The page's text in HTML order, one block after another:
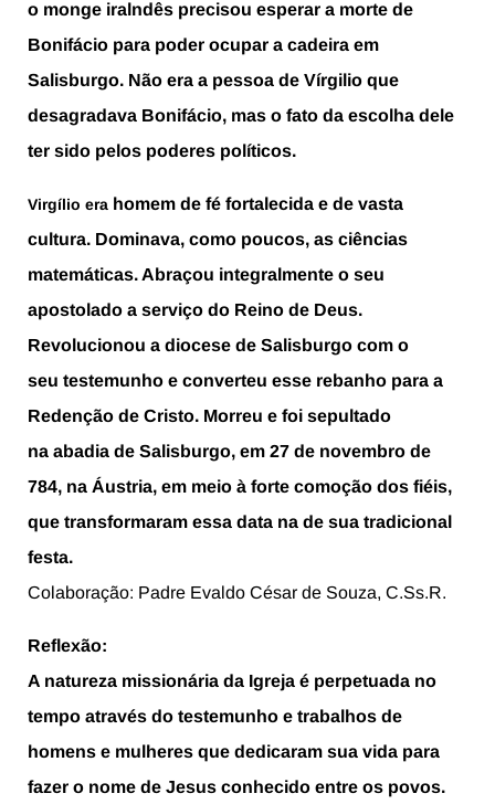
o monge iralndês precisou esperar a morte de
Bonifácio para poder ocupar a cadeira em
Salisburgo. Não era a pessoa de Vírgilio que
desagradava Bonifácio, mas o fato da escolha dele
ter sido pelos poderes políticos.
Virgílio era homem de fé fortalecida e de vasta
cultura. Dominava, como poucos, as ciências
matemáticas. Abraçou integralmente o seu
apostolado a serviço do Reino de Deus.
Revolucionou a diocese de Salisburgo com o
seu testemunho e converteu esse rebanho para a
Redenção de Cristo. Morreu e foi sepultado
na abadia de Salisburgo, em 27 de novembro de
784, na Áustria, em meio à forte comoção dos fiéis,
que transformaram essa data na de sua tradicional
festa.
Colaboração: Padre Evaldo César de Souza, C.Ss.R.
Reflexão:
A natureza missionária da Igreja é perpetuada no
tempo através do testemunho e trabalhos de
homens e mulheres que dedicaram sua vida para
fazer o nome de Jesus conhecido entre os povos.